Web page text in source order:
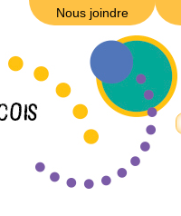
Nous joindre